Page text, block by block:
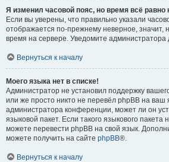
Я изменил часовой пояс, но время всё равно
Если вы уверены, что правильно указали
отображается по-прежнему неверное, значит,
время на сервере. Уведомите
Вернуться к началу
Моего языка нет в списке!
Администратор не установил поддержку
или же просто никто не перевёл phpBB на ваш
администратора конференции, может ли он
языковой пакет. Если такого языкового пакета
можете перевести phpBB на свой язык.
можете получить на сайте phpBB®.
Вернуться к началу